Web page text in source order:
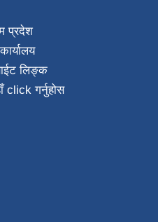
प्रदेश
लिङ्क
click गर्नुहोस